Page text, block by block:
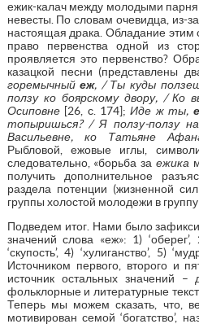
ежик-калач между молодыми
невесты. По словам очевидца, из-
настоящая драка. Обладание
право первенства одной из
проявляется это первенство?
казацкой песни (представлены
горемычныйеж, / Ты куды
ползу ко боярскому двору, / Ко
Осиповне[26, с. 174];Иде ж ты,
топыришься? / Я ползу-ползу
Васильевне, ко Татьяне
Рыбловой, ежовые иглы,
следовательно, «борьба за ежика
получить дополнительное
раздела потенции (жизненной
группы холостой молодежи в
Подведем итог. Нами было
значений слова «еж»: 1) ‘оберег’,
‘скупость’, 4) ‘хулиганство’, 5)
Источником первого, второго и
источник остальных значений –
фольклорные и литературные
Теперь мы можем сказать, что,
мотивирован семой ‘богатство’,